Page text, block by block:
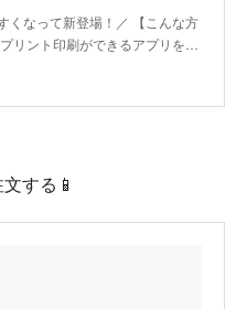
くなって新登場！／ 【こんな方
リント印刷ができるアプリを…
する📱